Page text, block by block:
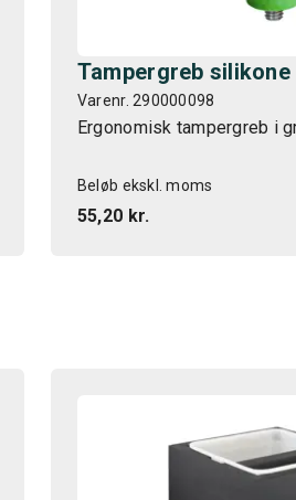
Tampergreb silikone
Varenr. 290000098
Ergonomisk tampergreb i
Beløb ekskl. moms
55,20 kr.